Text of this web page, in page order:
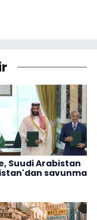
Suudi Arabistan
savunma